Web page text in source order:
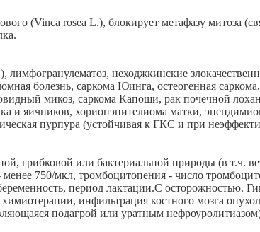
(Vinca rosea L.), блокирует метафазу митоза
неходжкинские
болезнь, саркома Юинга, остеогенная
микоз, саркома Капоши, рак почечной
и яичников, хорионэпителиома матки,
пурпура (устойчивая к ГКС и при
грибковой или бактериальной природы (в т.ч.
750/мкл, тромбоцитопения - число
период лактации.C осторожностью.
инфильтрация костного мозга
подагрой или уратным